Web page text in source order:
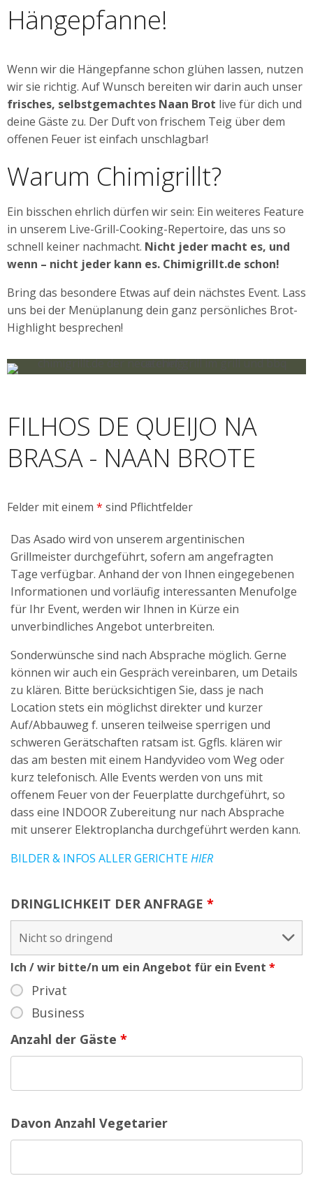
Hängepfanne!
Wenn wir die Hängepfanne schon glühen lassen, nutzen
wir sie richtig. Auf Wunsch bereiten wir darin auch unser
frisches, selbstgemachtes Naan Brot live für dich und
deine Gäste zu. Der Duft von frischem Teig über dem
offenen Feuer ist einfach unschlagbar!
Warum Chimigrillt?
Ein bisschen ehrlich dürfen wir sein: Ein weiteres Feature
in unserem Live-Grill-Cooking-Repertoire, das uns so
schnell keiner nachmacht. Nicht jeder macht es, und
wenn – nicht jeder kann es. Chimigrillt.de schon!
Bring das besondere Etwas auf dein nächstes Event. Lass
uns bei der Menüplanung dein ganz persönliches Brot-
Highlight besprechen!
FILHOS DE QUEIJO NA
BRASA - NAAN BROTE
Felder mit einem * sind Pflichtfelder
Das Asado wird von unserem argentinischen
Grillmeister durchgeführt, sofern am angefragten
Tage verfügbar. Anhand der von Ihnen eingegebenen
Informationen und vorläufig interessanten Menufolge
für Ihr Event, werden wir Ihnen in Kürze ein
unverbindliches Angebot unterbreiten.
Sonderwünsche sind nach Absprache möglich. Gerne
können wir auch ein Gespräch vereinbaren, um Details
zu klären. Bitte berücksichtigen Sie, dass je nach
Location stets ein möglichst direkter und kurzer
Auf/Abbauweg f. unseren teilweise sperrigen und
schweren Gerätschaften ratsam ist. Ggfls. klären wir
das am besten mit einem Handyvideo vom Weg oder
kurz telefonisch. Alle Events werden von uns mit
offenem Feuer von der Feuerplatte durchgeführt, so
dass eine INDOOR Zubereitung nur nach Absprache
mit unserer Elektroplancha durchgeführt werden kann.
BILDER & INFOS ALLER GERICHTEHIER
DRINGLICHKEIT DER ANFRAGE *
Ich / wir bitte/n um ein Angebot für ein Event *
Privat
Business
Anzahl der Gäste *
Davon Anzahl Vegetarier